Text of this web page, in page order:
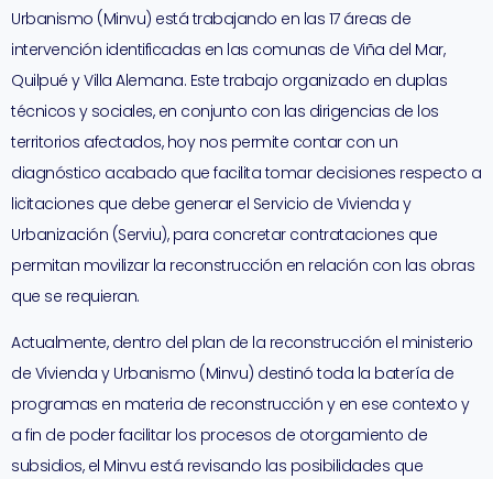
Urbanismo (Minvu) está trabajando en las 17 áreas de
intervención identificadas en las comunas de Viña del Mar,
Quilpué y Villa Alemana. Este trabajo organizado en duplas
técnicos y sociales, en conjunto con las dirigencias de los
territorios afectados, hoy nos permite contar con un
diagnóstico acabado que facilita tomar decisiones respecto a
licitaciones que debe generar el Servicio de Vivienda y
Urbanización (Serviu), para concretar contrataciones que
permitan movilizar la reconstrucción en relación con las obras
que se requieran.
Actualmente, dentro del plan de la reconstrucción el ministerio
de Vivienda y Urbanismo (Minvu) destinó toda la batería de
programas en materia de reconstrucción y en ese contexto y
a fin de poder facilitar los procesos de otorgamiento de
subsidios, el Minvu está revisando las posibilidades que